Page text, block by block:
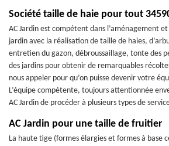
Société taille de haie pour tout
AC Jardin est compétent dans l’aménagement
jardin avec la réalisation de taille de haies,
entretien du gazon, débroussaillage, tonte des
des jardins pour obtenir de remarquables
nous appeler pour qu’on puisse devenir votre
L’équipe compétente, toujours attentionnée
AC Jardin de procéder à plusieurs types de
AC Jardin pour une taille de fruitier
La haute tige (formes élargies et formes à base